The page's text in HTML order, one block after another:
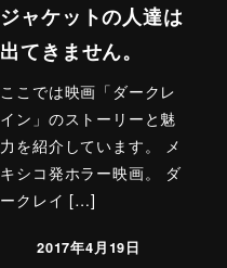
ジャケットの人達は
出てきません。
ここでは映画「ダークレ
イン」のストーリーと魅
力を紹介しています。 メ
キシコ発ホラー映画。 ダ
ークレイ […]
2017年4月19日